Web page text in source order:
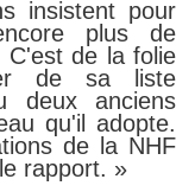
insistent pour
plus de
C'est de la folie
de sa liste
deux anciens
qu'il adopte.
de la NHF
rapport. »